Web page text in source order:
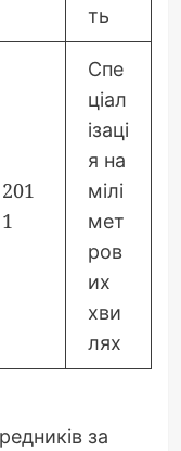
ть
201
1
Спе
ціал
ізаці
я на
мілі
мет
ров
их
хви
лях
за